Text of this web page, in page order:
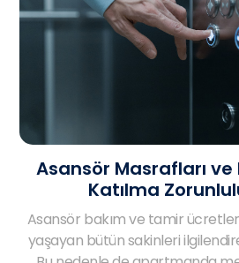
Asansör Masrafları
Katılma
Asansör bakım ve tamir
yaşayan bütün sakinleri ilgilendiren bir